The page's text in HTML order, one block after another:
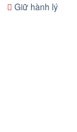
Giữ hành lý